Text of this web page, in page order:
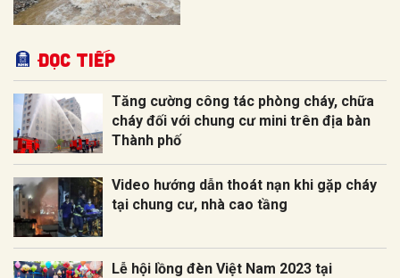
Đọc tiếp
Tăng cường công tác phòng cháy, chữa
cháy đối với chung cư mini trên địa bàn
Thành phố
Video hướng dẫn thoát nạn khi gặp cháy
tại chung cư, nhà cao tầng
Lễ hội lồng đèn Việt Nam 2023 tại